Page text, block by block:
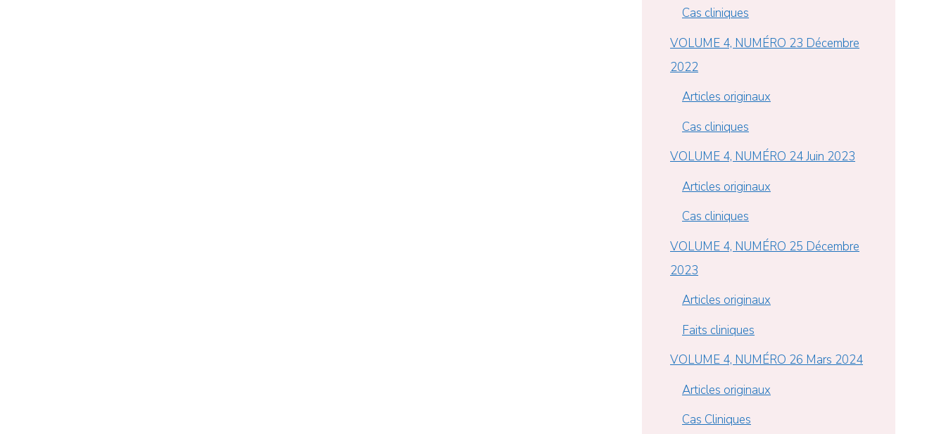
Cas cliniques
VOLUME 4, NUMÉRO 23 Décembre
2022
Articles originaux
Cas cliniques
VOLUME 4, NUMÉRO 24 Juin 2023
Articles originaux
Cas cliniques
VOLUME 4, NUMÉRO 25 Décembre
2023
Articles originaux
Faits cliniques
VOLUME 4, NUMÉRO 26 Mars 2024
Articles originaux
Cas Cliniques